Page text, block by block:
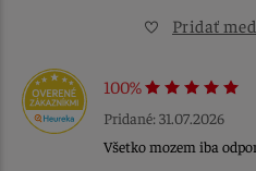
Pridať
100%
Pridané: 31.07.2026
Všetko mozem iba